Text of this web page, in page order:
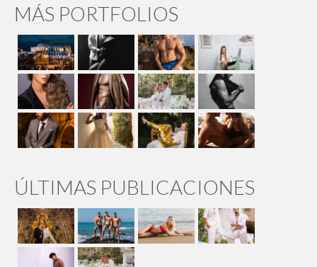
MÁS PORTFOLIOS
ÚLTIMAS PUBLICACIONES